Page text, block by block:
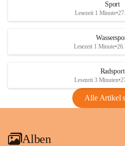
Rebe und der Amerikanischen
Anhang VBl. EU Nr. 18
1 Seite•1,4 MB
VBl. EU Nr. 18_2026
Sport
Lesezeit 1 Minute•
Lesezeit 1 Minute•
Radsport
Lesezeit 3 Minuten•
Alle Artikel
Alben